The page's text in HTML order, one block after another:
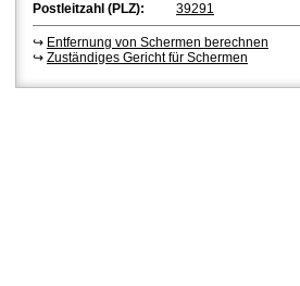
Postleitzahl (PLZ): 39291
↪ Entfernung von Schermen berechnen
↪ Zuständiges Gericht für Schermen